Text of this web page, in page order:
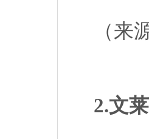
（来
2.文